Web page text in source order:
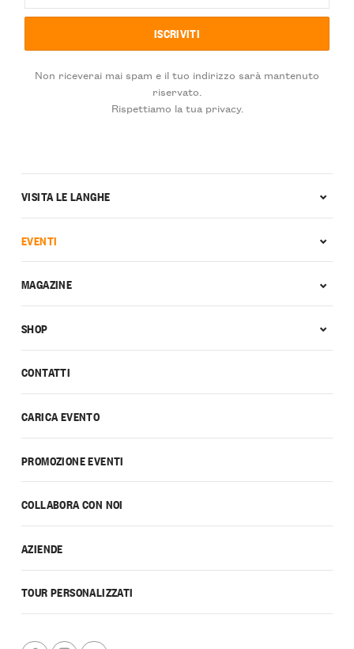
Non riceverai mai spam e il tuo indirizzo sarà mantenuto
riservato.
Rispettiamo la tua privacy.
CONTATTI
CARICA EVENTO
PROMOZIONE EVENTI
COLLABORA CON NOI
AZIENDE
TOUR PERSONALIZZATI
VISITA LE LANGHE
EVENTI
MAGAZINE
SHOP